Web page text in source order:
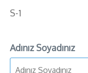
S-1
Adınız Soyadınız